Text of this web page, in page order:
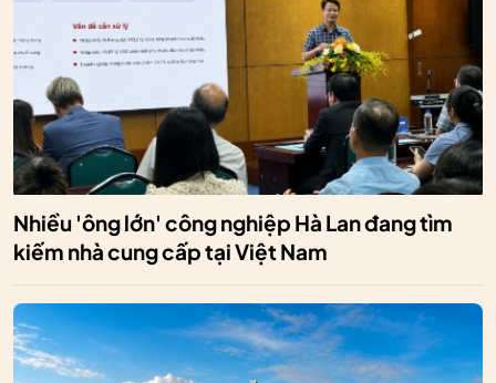
Nhiều 'ông lớn' công nghiệp Hà Lan đang tìm
kiếm nhà cung cấp tại Việt Nam